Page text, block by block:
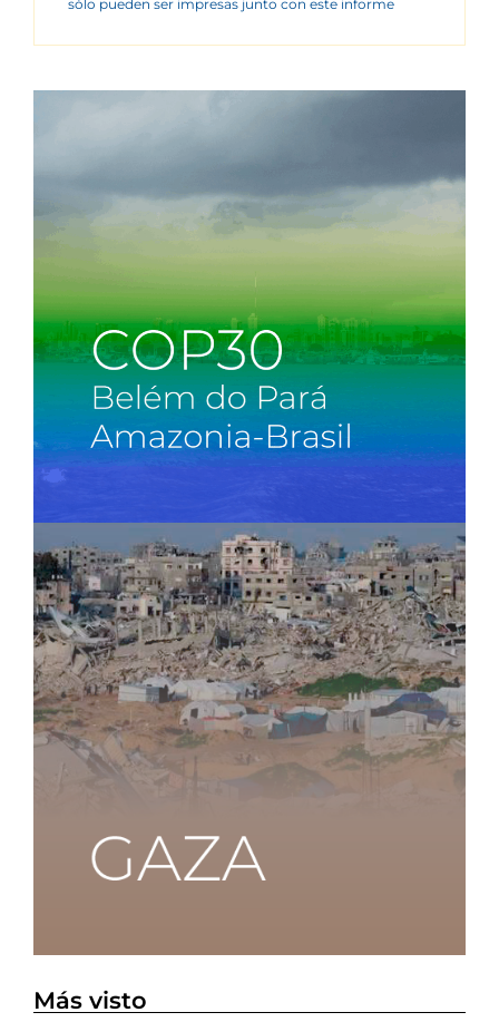
sólo pueden ser impresas junto con este informe
Más visto